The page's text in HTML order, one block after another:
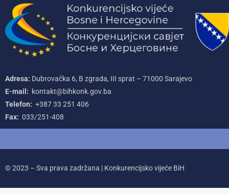
Adresa: Dubrovačka 6, B zgrada, III sprat – 71000‌ Sarajevo
E-mail: kontakt@bihkonk.gov.ba
Telefon: +387‌ 33‌ 251‌ 406
Fax: 033/251-408
© 2023 – Sva prava zadržana | Konkurencijsko vijeće BiH